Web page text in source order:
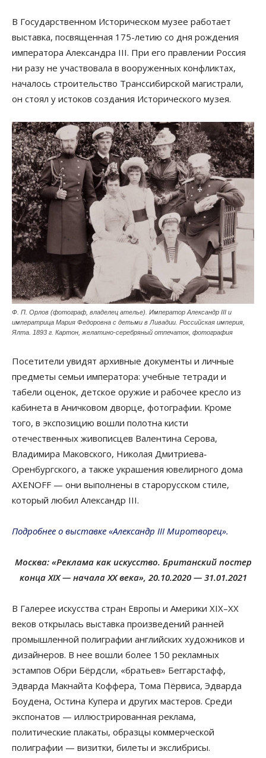
В Государственном Историческом музее работает
выставка, посвященная 175-летию со дня рождения
императора Александра III. При его правлении Россия
ни разу не участвовала в вооруженных конфликтах,
началось строительство Транссибирской магистрали,
он стоял у истоков создания Исторического музея.
Ф. П. Орлов (фотограф, владелец ателье). Император Александр III и
императрица Мария Федоровна с детьми в Ливадии. Российская империя,
Ялта. 1893 г. Картон, желатино-серебряный отпечаток, фотография
Посетители увидят архивные документы и личные
предметы семьи императора: учебные тетради и
табели оценок, детское оружие и рабочее кресло из
кабинета в Аничковом дворце, фотографии. Кроме
того, в экспозицию вошли полотна кисти
отечественных живописцев Валентина Серова,
Владимира Маковского, Николая Дмитриева‐
Оренбургского, а также украшения ювелирного дома
AXENOFF — они выполнены в старорусском стиле,
который любил Александр III.
Подробнее о выставке «Александр III Миротворец».
Москва: «Реклама как искусство. Британский постер
конца XIX — начала XX века», 20.10.2020 — 31.01.2021
В Галерее искусства стран Европы и Америки XIX–XX
веков открылась выставка произведений ранней
промышленной полиграфии английских художников и
дизайнеров. В нее вошли более 150 рекламных
эстампов Обри Бёрдсли, «братьев» Беггарстафф,
Эдварда Макнайта Коффера, Тома Пёрвиса, Эдварда
Боудена, Остина Купера и других мастеров. Среди
экспонатов — иллюстрированная реклама,
политические плакаты, образцы коммерческой
полиграфии — визитки, билеты и экслибрисы.